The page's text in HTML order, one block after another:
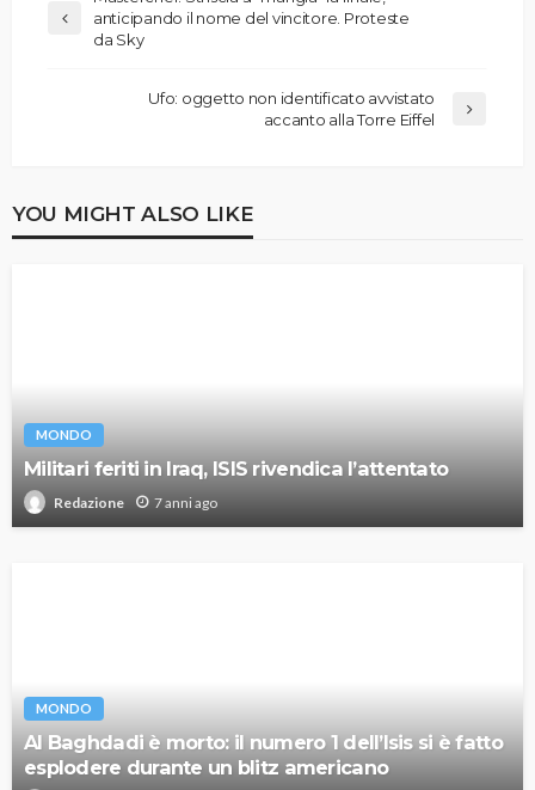
anticipando il nome del vincitore. Proteste
da Sky
Ufo: oggetto non identificato avvistato
accanto alla Torre Eiffel
YOU MIGHT ALSO LIKE
MONDO
Militari feriti in Iraq, ISIS rivendica l’attentato
Redazione 7 anni ago
MONDO
Al Baghdadi è morto: il numero 1 dell’Isis si è fatto
esplodere durante un blitz americano